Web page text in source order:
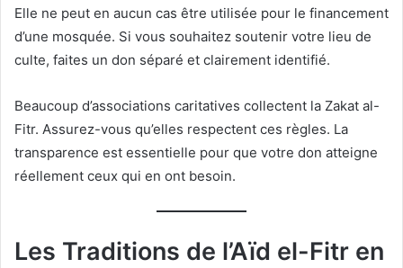
Elle ne peut en aucun cas être utilisée pour le financement
d’une mosquée. Si vous souhaitez soutenir votre lieu de
culte, faites un don séparé et clairement identifié.
Beaucoup d’associations caritatives collectent la Zakat al-
Fitr. Assurez-vous qu’elles respectent ces règles. La
transparence est essentielle pour que votre don atteigne
réellement ceux qui en ont besoin.
Les Traditions de l’Aïd el-Fitr en